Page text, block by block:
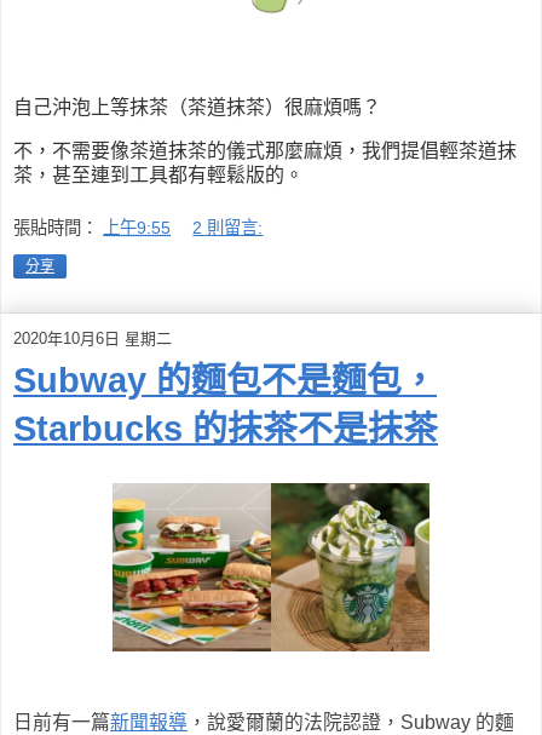
自己沖泡上等抹茶（茶道抹茶）很麻煩嗎？
不，不需要像茶道抹茶的儀式那麼麻煩，我們提倡輕茶道抹
茶，甚至連到工具都有輕鬆版的。
張貼時間： 上午9:55 2 則留言:
分享
2020年10月6日 星期二
Subway 的麵包不是麵包，
Starbucks 的抹茶不是抹茶
日前有一篇新聞報導 ，說愛爾蘭的法院認證，Subway 的麵